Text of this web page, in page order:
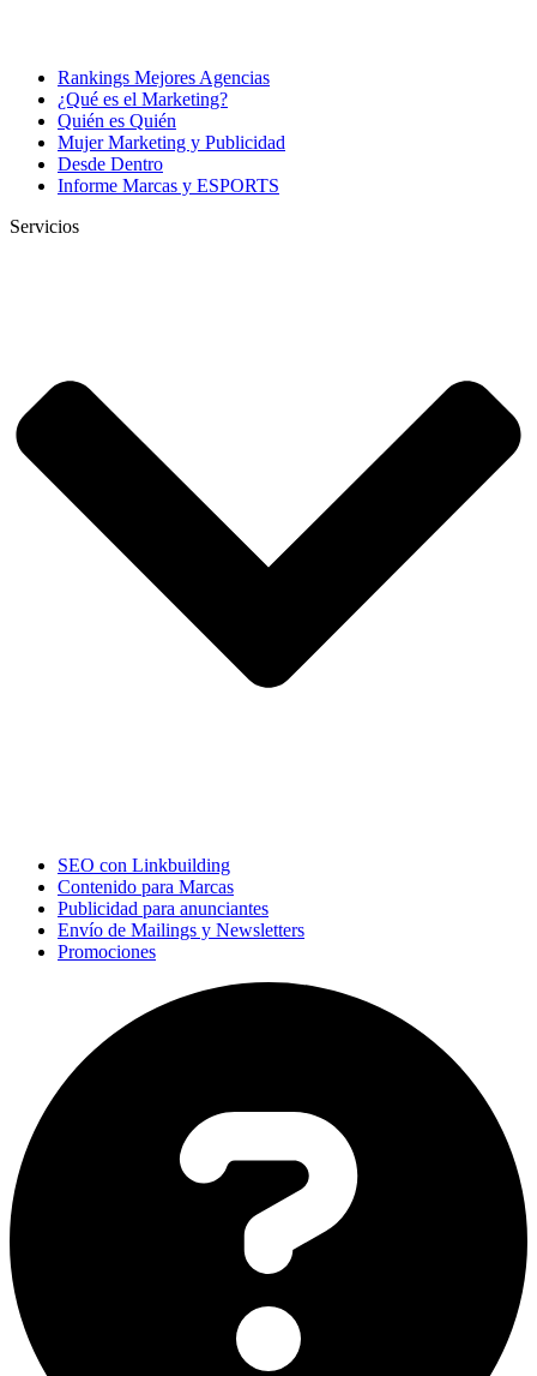
Rankings Mejores Agencias
¿Qué es el Marketing?
Quién es Quién
Mujer Marketing y Publicidad
Desde Dentro
Informe Marcas y ESPORTS
Servicios
SEO con Linkbuilding
Contenido para Marcas
Publicidad para anunciantes
Envío de Mailings y Newsletters
Promociones